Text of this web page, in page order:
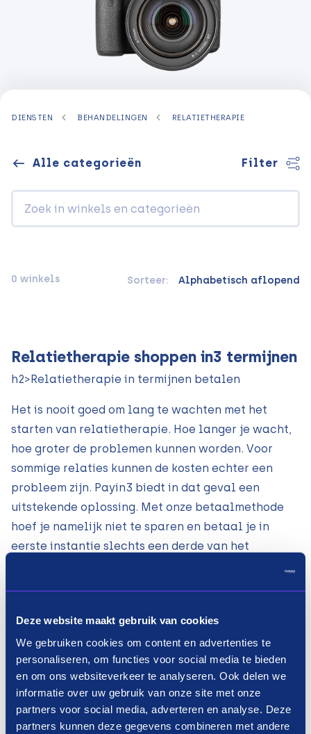
Deze website maakt gebruik van cookies
We gebruiken cookies om content en advertenties te
personaliseren, om functies voor social media te bieden
en om ons websiteverkeer te analyseren. Ook delen we
informatie over uw gebruik van onze site met onze
partners voor social media, adverteren en analyse. Deze
partners kunnen deze gegevens combineren met andere
DIENSTEN BEHANDELINGEN RELATIETHERAPIE
Alle categorieën Filter
0 winkels Sorteer: Alphabetisch aflopend
Relatietherapie shoppen in3 termijnen
h2>Relatietherapie in termijnen betalen
Het is nooit goed om lang te wachten met het
starten van relatietherapie. Hoe langer je wacht,
hoe groter de problemen kunnen worden. Voor
sommige relaties kunnen de kosten echter een
probleem zijn. Payin3 biedt in dat geval een
uitstekende oplossing. Met onze betaalmethode
hoef je namelijk niet te sparen en betaal je in
eerste instantie slechts een derde van het
voor de relatietherapie dus in termijnen, zodat je
niet in een keer het volledige bedrag hoeft op te
hoesten. Daarnaast hoef je je geen zorgen te
maken over een BKR-registratie of rente. Bij Payin3
is de rente voor relatietherapie in termijnen
betalen namelijk 0%. Direct werken aan jullie